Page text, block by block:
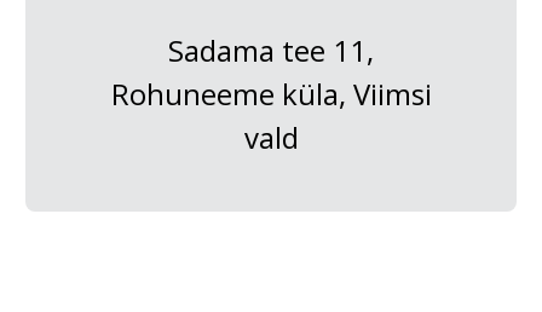
Sadama tee 11,
Rohuneeme küla, Viimsi
vald